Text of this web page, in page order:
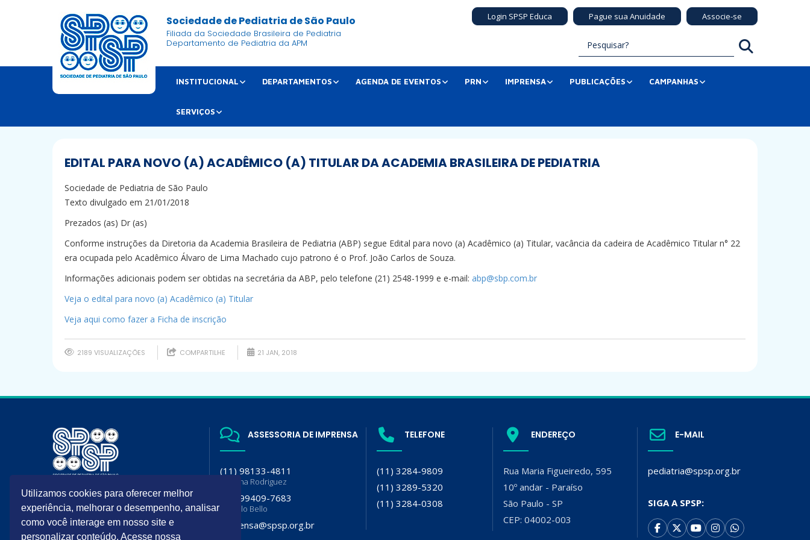
Sociedade de Pediatria de São Paulo
Filiada da Sociedade Brasileira de Pediatria
Departamento de Pediatria da APM
Login SPSP Educa Pague sua Anuidade Associe-se
INSTITUCIONAL DEPARTAMENTOS AGENDA DE EVENTOS PRN IMPRENSA PUBLICAÇÕES CAMPANHAS
SERVIÇOS
EDITAL PARA NOVO (A) ACADÊMICO (A) TITULAR DA ACADEMIA BRASILEIRA DE PEDIATRIA
Sociedade de Pediatria de São Paulo
Texto divulgado em 21/01/2018
Prezados (as) Dr (as)
Conforme instruções da Diretoria da Academia Brasileira de Pediatria (ABP) segue Edital para novo (a) Acadêmico (a) Titular, vacância da cadeira de Acadêmico Titular n° 22
era ocupada pelo Acadêmico Álvaro de Lima Machado cujo patrono é o Prof. João Carlos de Souza.
Informações adicionais podem ser obtidas na secretária da ABP, pelo telefone (21) 2548-1999 e e-mail: abp@sbp.com.br
Veja o edital para novo (a) Acadêmico (a) Titular
Veja aqui como fazer a Ficha de inscrição
2189 VISUALIZAÇÕES COMPARTILHE 21 JAN, 2018
A SPSP é filiada da Sociedade
Brasileira de Pediatria (SBP) e
Departamento de Pediatria da
Associação Paulista de Medicina
(APM)
ASSESSORIA DE IMPRENSA
(11) 98133-4811
Luciana Rodriguez
(11) 99409-7683
Flavia lo Bello
imprensa@spsp.org.br
TELEFONE
(11) 3284-9809
(11) 3289-5320
(11) 3284-0308
ENDEREÇO
Rua Maria Figueiredo, 595
10º andar - Paraíso
São Paulo - SP
CEP: 04002-003
E-MAIL
pediatria@spsp.org.br
SIGA A SPSP:
Utilizamos cookies para oferecer melhor
experiência, melhorar o desempenho, analisar
como você interage em nosso site e
personalizar conteúdo. Acesse nossa